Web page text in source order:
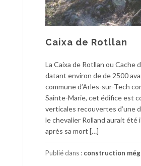
Caixa de Rotllan
La Caixa de Rotllan ou Cache
datant environ de de 2500
commune d’Arles-sur-Tech
Sainte-Marie, cet édifice est
verticales recouvertes d’une
le chevalier Rolland aurait été
après sa mort […]
Publié dans : construction